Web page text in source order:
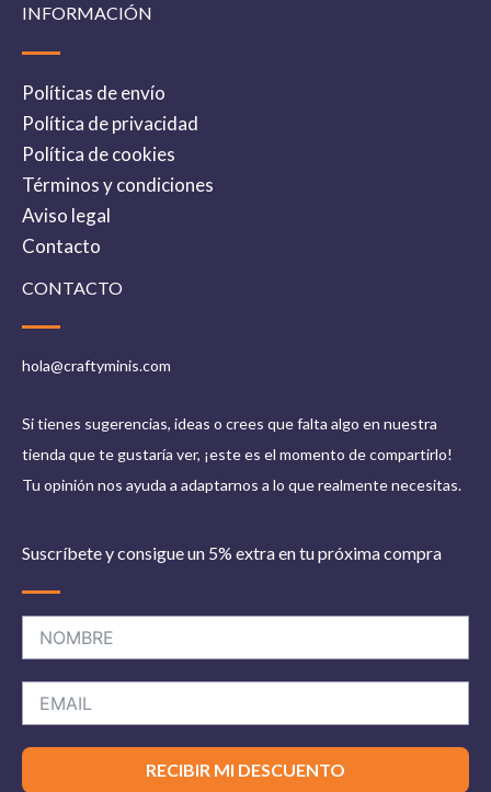
INFORMACIÓN
Políticas de envío
Política de privacidad
Política de cookies
Términos y condiciones
Aviso legal
Contacto
CONTACTO
hola@craftyminis.com
Si tienes sugerencias, ideas o crees que falta algo en nuestra
tienda que te gustaría ver, ¡este es el momento de compartirlo!
Tu opinión nos ayuda a adaptarnos a lo que realmente necesitas.
Suscríbete y consigue un 5% extra en tu próxima compra
RECIBIR MI DESCUENTO